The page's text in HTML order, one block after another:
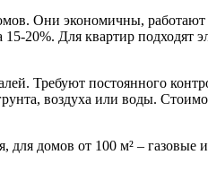
Они экономичны,
20%. Для квартир подходят
Требуют постоянного
воздуха или воды.
домов от 100 м² – газовые